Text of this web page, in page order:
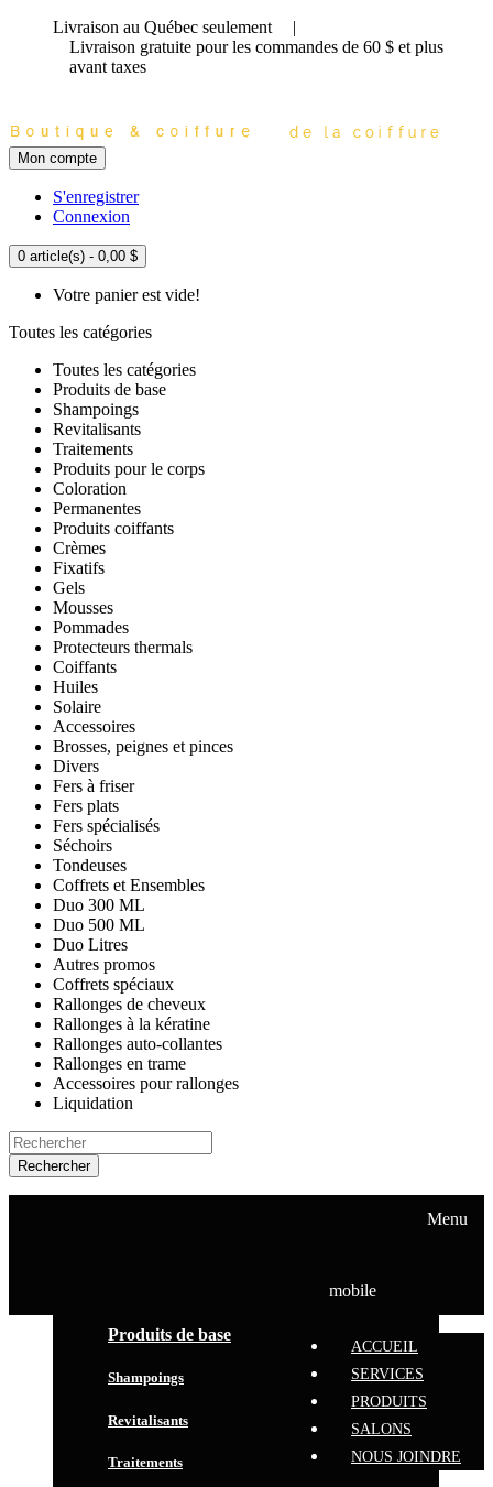
Livraison au Québec seulement
|
Livraison gratuite pour les commandes de 60 $ et plus
avant taxes
Mon compte
S'enregistrer
Connexion
0 article(s) - 0,00 $
Votre panier est vide!
Toutes les catégories
Toutes les catégories
Produits de base
Shampoings
Revitalisants
Traitements
Produits pour le corps
Coloration
Permanentes
Produits coiffants
Crèmes
Fixatifs
Gels
Mousses
Pommades
Protecteurs thermals
Coiffants
Huiles
Solaire
Accessoires
Brosses, peignes et pinces
Divers
Fers à friser
Fers plats
Fers spécialisés
Séchoirs
Tondeuses
Coffrets et Ensembles
Duo 300 ML
Duo 500 ML
Duo Litres
Autres promos
Coffrets spéciaux
Rallonges de cheveux
Rallonges à la kératine
Rallonges auto-collantes
Rallonges en trame
Accessoires pour rallonges
Liquidation
Rechercher
Produits de base
Shampoings
Revitalisants
Traitements
Menu
mobile
ACCUEIL
SERVICES
PRODUITS
SALONS
NOUS JOINDRE